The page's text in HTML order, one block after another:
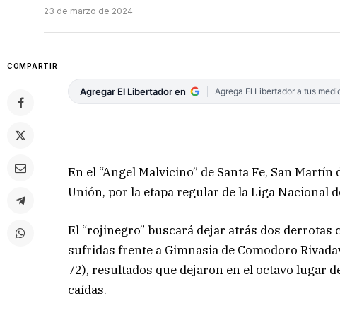
23 de marzo de 2024
COMPARTIR
Agregar El Libertador en Agrega El Libertador a tus
En el “Angel Malvicino” de Santa Fe, San
Unión, por la etapa regular de la Liga Nacional
El “rojinegro” buscará dejar atrás dos derrotas
sufridas frente a Gimnasia de Comodoro
72), resultados que dejaron en el octavo lugar
caídas.